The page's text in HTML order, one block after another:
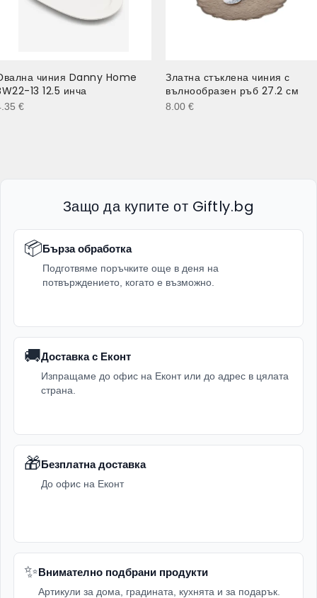
чиния Danny Home
13 12.5 инча
€
Златна стъклена чиния с
вълнообразен ръб 27.2 см
8.00 €
Защо да купите от Giftly.bg
📦Бърза обработка
Подготвяме поръчките още в деня на
потвърждението, когато е възможно.
🚚Доставка с Еконт
Изпращаме до офис на Еконт или до адрес в цялата
страна.
🎁Безплатна доставка
До офис на Еконт
✨Внимателно подбрани продукти
Артикули за дома, градината, кухнята и за подарък.